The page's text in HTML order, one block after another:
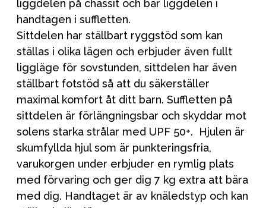
liggdelen på chassit och bär liggdelen i
handtagen i suffletten.
Sittdelen har ställbart ryggstöd som kan
ställas i olika lägen och erbjuder även fullt
liggläge för sovstunden, sittdelen har även
ställbart fotstöd så att du säkerställer
maximal komfort åt ditt barn. Suffletten på
sittdelen är förlängningsbar och skyddar mot
solens starka strålar med UPF 50+. Hjulen är
skumfyllda hjul som är punkteringsfria,
varukorgen under erbjuder en rymlig plats
med förvaring och ger dig 7 kg extra att bära
med dig. Handtaget är av knäledstyp och kan